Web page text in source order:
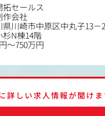
拓セールス
作会社
県川崎市中原区中丸子13－
杉N棟14階
～750万円
詳しい求人情報が聞け